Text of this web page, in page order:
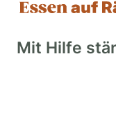
Mit Hilfe